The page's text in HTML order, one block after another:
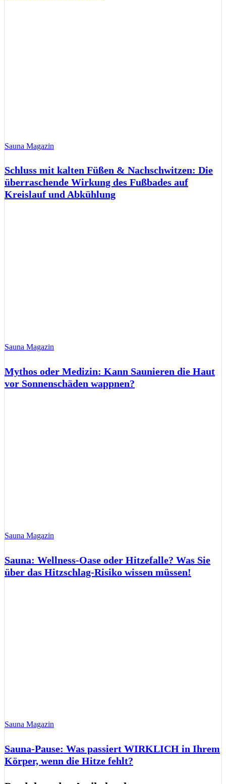
Sauna Magazin
Schluss mit kalten Füßen & Nachschwitzen: Die
überraschende Wirkung des Fußbades auf
Kreislauf und Abkühlung
Sauna Magazin
Mythos oder Medizin: Kann Saunieren die Haut
vor Sonnenschäden wappnen?
Sauna Magazin
Sauna: Wellness-Oase oder Hitzefalle? Was Sie
über das Hitzschlag-Risiko wissen müssen!
Sauna Magazin
Sauna-Pause: Was passiert WIRKLICH in Ihrem
Körper, wenn die Hitze fehlt?